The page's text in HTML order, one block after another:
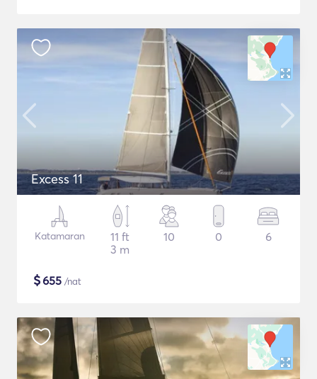
Excess 11
Katamaran
11 ft
3 m
10 0 6
$655 /nat